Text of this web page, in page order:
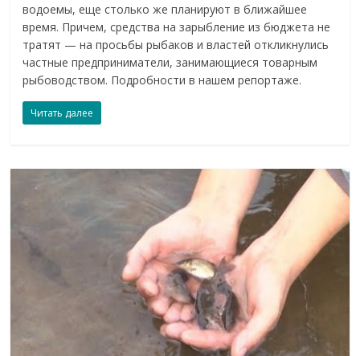
водоемы, еще столько же планируют в ближайшее
время. Причем, средства на зарыбление из бюджета не
тратят — на просьбы рыбаков и властей откликнулись
частные предприниматели, занимающиеся товарным
рыбоводством. Подробности в нашем репортаже.
Читать далее